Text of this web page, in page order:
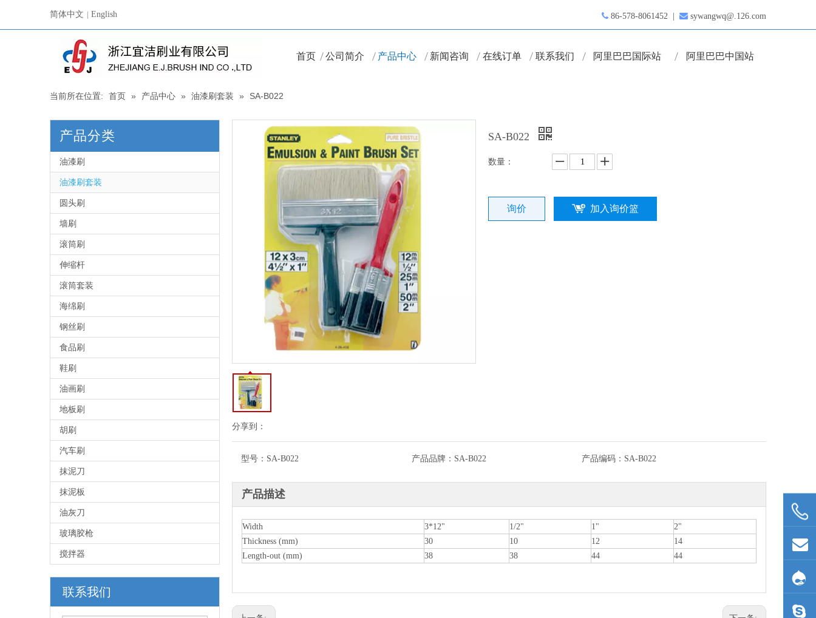
简体中文 | English  86-578-8061452 |  sywangwq@.126.com
首页 公司简介 产品中心 新闻咨询 在线订单 联系我们 阿里巴巴国际站 阿里巴巴中国站
当前所在位置: 首页 » 产品中心 » 油漆刷套装 » SA-B022
产品分类
油漆刷
油漆刷套装
圆头刷
墙刷
滚筒刷
伸缩杆
滚筒套装
海绵刷
钢丝刷
食品刷
鞋刷
油画刷
地板刷
胡刷
汽车刷
抹泥刀
抹泥板
油灰刀
玻璃胶枪
搅拌器
联系我们
分享到：
SA-B022
数量：
询价 加入询价篮
型号： SA-B022 产品品牌： SA-B022 产品编码： SA-B022
产品描述
Width 3*12" 1/2" 1"
2"
Thickness (mm)
30 10 12
14
Length-out (mm)
38 38 44 44